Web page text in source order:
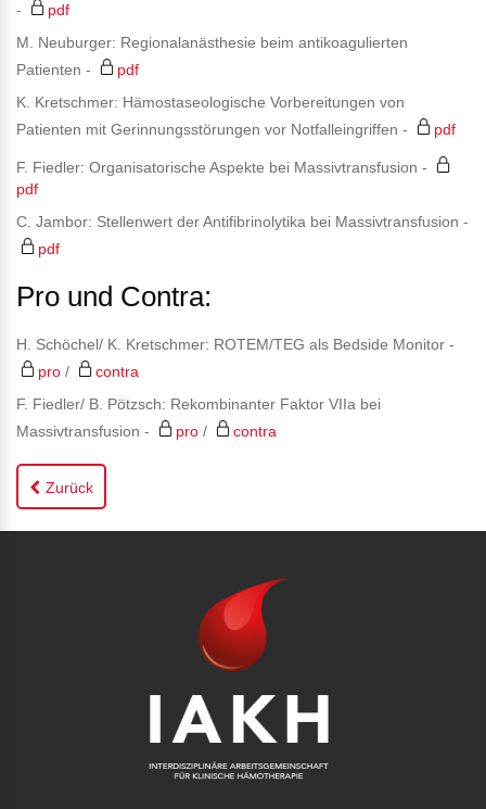
-
pdf
M. Neuburger: Regionalanästhesie beim antikoagulierten
Patienten -
pdf
K. Kretschmer: Hämostaseologische Vorbereitungen von
Patienten mit Gerinnungsstörungen vor Notfalleingriffen -
pdf
F. Fiedler: Organisatorische Aspekte bei Massivtransfusion -
pdf
C. Jambor: Stellenwert der Antifibrinolytika bei Massivtransfusion -
pdf
Pro und Contra:
H. Schöchel/ K. Kretschmer: ROTEM/TEG als Bedside Monitor -
pro /
contra
F. Fiedler/ B. Pötzsch: Rekombinanter Faktor VIIa bei
Massivtransfusion -
pro / contra
Zurück